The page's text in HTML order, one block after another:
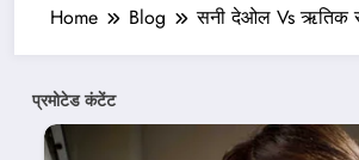
Home Blog सनी देओल Vs ऋतिक